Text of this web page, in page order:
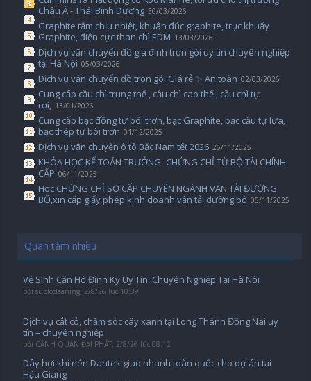
Châu Á - Thái Bình Dương 30/03/2026
Graphite tấm chịu nhiệt, khuân đúc graphite, trục khuấy
Graphite, điện cực than chì EDM 13/03/2026
Dịch vụ vận chuyển đồ gia đình trọn gói uy tín chuyên nghiệp
tại Hà Nội 05/03/2026
Dịch vụ vận chuyển đồ trọn gói Giá rẻ ✨ An toàn 02/03/2026
Cung cấp cầu chì trung thế , cầu chì cao thế , cầu chì tự
rơi, 13/01/2026
Cung cấp bạc đồng tự bôi trơn, bạc Graphite, bạc cầu tự lựa,
bạc thép tự bôi trơn 01/12/2025
Dịch vụ vận chuyển ô tô Bắc Nam tết 2026 26/11/2025
KHÓA HỌC KẾ TOÁN TRƯỞNG- CHỨNG CHỈ TỪ BỘ TÀI CHÍNH
CẤP 06/11/2025
Học CHỨNG CHỈ SƠ CẤP CHUYÊN NGÀNH VẬN TẢI ĐƯỜNG
BỘ,xin cấp giấy phép kinh doanh vận tải đường bộ 05/11/2025
Quan tâm nhiều
Vệ Sinh Căn Hộ Định Kỳ Uy Tín, Chuyên Nghiệp Tại Hà Nội
bởi suplocleaning, 2/8/26 lúc 10:39
Dịch vụ cắt cỏ, chăm sóc cây xanh tại Long Thành Đồng Nai uy
tín – chuyên nghiệp
bởi CẢNH QUAN ĐẠI PHÁT, 2/8/26 lúc 08:12
Dây hơi khí nén Dantek giao nhanh toàn quốc cho dự án tại
Hậu Giang